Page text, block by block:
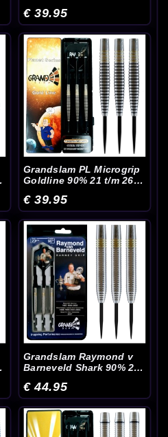
€ 39.95
Grandslam PL Microgrip
Goldline 90% 21 t/m 26
€ 39.95
Grandslam Raymond v
Barneveld Shark 90% 21
€ 44.95